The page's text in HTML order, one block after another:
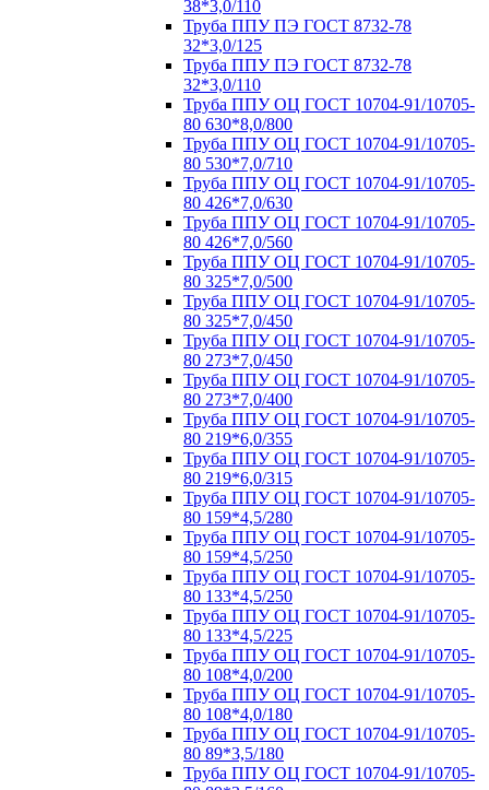
38*3,0/110
Труба ППУ ПЭ ГОСТ 8732-78
32*3,0/125
Труба ППУ ПЭ ГОСТ 8732-78
32*3,0/110
Труба ППУ ОЦ ГОСТ 10704-91/10705-
80 630*8,0/800
Труба ППУ ОЦ ГОСТ 10704-91/10705-
80 530*7,0/710
Труба ППУ ОЦ ГОСТ 10704-91/10705-
80 426*7,0/630
Труба ППУ ОЦ ГОСТ 10704-91/10705-
80 426*7,0/560
Труба ППУ ОЦ ГОСТ 10704-91/10705-
80 325*7,0/500
Труба ППУ ОЦ ГОСТ 10704-91/10705-
80 325*7,0/450
Труба ППУ ОЦ ГОСТ 10704-91/10705-
80 273*7,0/450
Труба ППУ ОЦ ГОСТ 10704-91/10705-
80 273*7,0/400
Труба ППУ ОЦ ГОСТ 10704-91/10705-
80 219*6,0/355
Труба ППУ ОЦ ГОСТ 10704-91/10705-
80 219*6,0/315
Труба ППУ ОЦ ГОСТ 10704-91/10705-
80 159*4,5/280
Труба ППУ ОЦ ГОСТ 10704-91/10705-
80 159*4,5/250
Труба ППУ ОЦ ГОСТ 10704-91/10705-
80 133*4,5/250
Труба ППУ ОЦ ГОСТ 10704-91/10705-
80 133*4,5/225
Труба ППУ ОЦ ГОСТ 10704-91/10705-
80 108*4,0/200
Труба ППУ ОЦ ГОСТ 10704-91/10705-
80 108*4,0/180
Труба ППУ ОЦ ГОСТ 10704-91/10705-
80 89*3,5/180
Труба ППУ ОЦ ГОСТ 10704-91/10705-